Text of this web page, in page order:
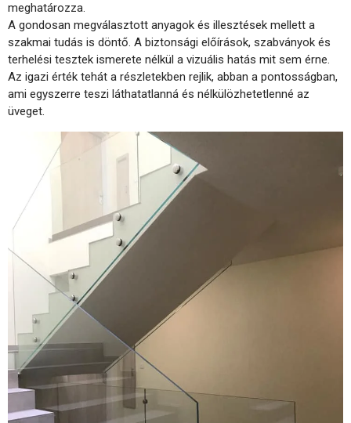
meghatározza.
A gondosan megválasztott anyagok és illesztések mellett a
szakmai tudás is döntő. A biztonsági előírások, szabványok és
terhelési tesztek ismerete nélkül a vizuális hatás mit sem érne.
Az igazi érték tehát a részletekben rejlik, abban a pontosságban,
ami egyszerre teszi láthatatlanná és nélkülözhetetlenné az
üveget.